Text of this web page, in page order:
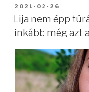
BEKÜLDVE:
2021-02-26
Lija nem épp
inkább még azt